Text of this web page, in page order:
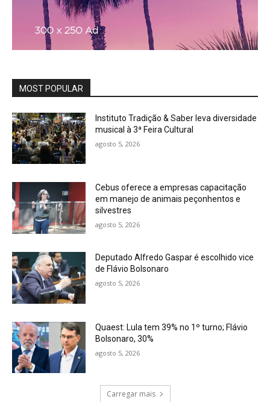
MOST POPULAR
Instituto Tradição & Saber leva diversidade
musical à 3ª Feira Cultural
agosto 5, 2026
Cebus oferece a empresas capacitação
em manejo de animais peçonhentos e
silvestres
agosto 5, 2026
Deputado Alfredo Gaspar é escolhido vice
de Flávio Bolsonaro
agosto 5, 2026
Quaest: Lula tem 39% no 1º turno; Flávio
Bolsonaro, 30%
agosto 5, 2026
Carregar mais